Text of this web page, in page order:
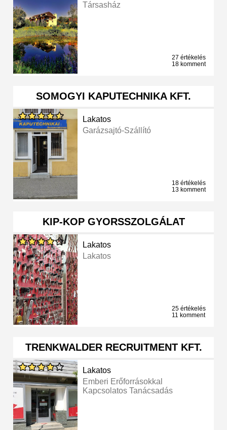
Társasház
27 értékelés
18 komment
SOMOGYI KAPUTECHNIKA KFT.
Lakatos
Garázsajtó-Szállító
18 értékelés
13 komment
KIP-KOP GYORSSZOLGÁLAT
Lakatos
Lakatos
25 értékelés
11 komment
TRENKWALDER RECRUITMENT KFT.
Lakatos
Emberi Erőforrásokkal
Kapcsolatos Tanácsadás